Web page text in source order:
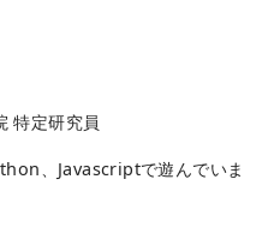
特定研究員
、Javascriptで遊んでいま